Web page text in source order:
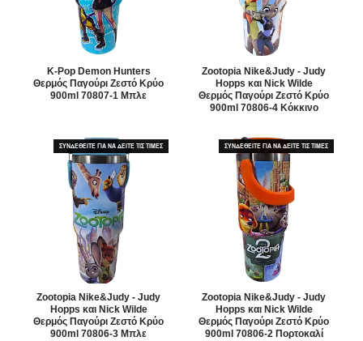
K-Pop Demon Hunters
Θερμός Παγούρι Ζεστό Κρύο
900ml 70807-1 Μπλε
Zootopia Nike&Judy - Judy
Hopps και Nick Wilde
Θερμός Παγούρι Ζεστό Κρύο
900ml 70806-4 Κόκκινο
ΣΥΝΔΕΘΕΙΤΕ ΓΙΑ ΝΑ ΔΕΙΤΕ ΤΙΣ ΤΙΜΕΣ
Zootopia Nike&Judy - Judy
Hopps και Nick Wilde
Θερμός Παγούρι Ζεστό Κρύο
900ml 70806-3 Μπλε
ΣΥΝΔΕΘΕΙΤΕ ΓΙΑ ΝΑ ΔΕΙΤΕ ΤΙΣ ΤΙΜΕΣ
Zootopia Nike&Judy - Judy
Hopps και Nick Wilde
Θερμός Παγούρι Ζεστό Κρύο
900ml 70806-2 Πορτοκαλί